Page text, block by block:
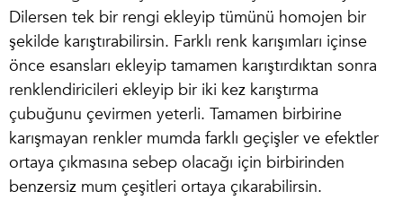
Dilersen tek bir rengi ekleyip tümünü homojen bir
şekilde karıştırabilirsin. Farklı renk karışımları içinse
önce esansları ekleyip tamamen karıştırdıktan sonra
renklendiricileri ekleyip bir iki kez karıştırma
çubuğunu çevirmen yeterli. Tamamen birbirine
karışmayan renkler mumda farklı geçişler ve efektler
ortaya çıkmasına sebep olacağı için birbirinden
benzersiz mum çeşitleri ortaya çıkarabilirsin.